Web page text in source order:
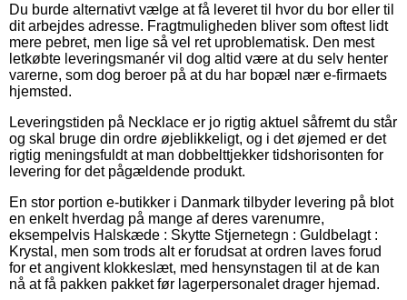
Du burde alternativt vælge at få leveret til hvor du bor eller til
dit arbejdes adresse. Fragtmuligheden bliver som oftest lidt
mere pebret, men lige så vel ret uproblematisk. Den mest
letkøbte leveringsmanér vil dog altid være at du selv henter
varerne, som dog beroer på at du har bopæl nær e-firmaets
hjemsted.
Leveringstiden på Necklace er jo rigtig aktuel såfremt du står
og skal bruge din ordre øjeblikkeligt, og i det øjemed er det
rigtig meningsfuldt at man dobbelttjekker tidshorisonten for
levering for det pågældende produkt.
En stor portion e-butikker i Danmark tilbyder levering på blot
en enkelt hverdag på mange af deres varenumre,
eksempelvis Halskæde : Skytte Stjernetegn : Guldbelagt :
Krystal, men som trods alt er forudsat at ordren laves forud
for et angivent klokkeslæt, med hensynstagen til at de kan
nå at få pakken pakket før lagerpersonalet drager hjemad.